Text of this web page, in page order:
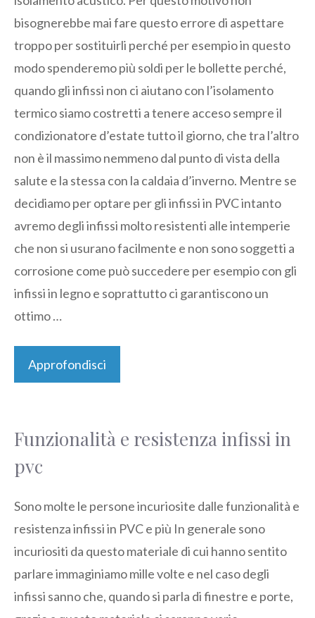
bisognerebbe mai fare questo errore di aspettare
troppo per sostituirli perché per esempio in questo
modo spenderemo più soldi per le bollette perché,
quando gli infissi non ci aiutano con l’isolamento
termico siamo costretti a tenere acceso sempre il
condizionatore d’estate tutto il giorno, che tra l’altro
non è il massimo nemmeno dal punto di vista della
salute e la stessa con la caldaia d’inverno. Mentre se
decidiamo per optare per gli infissi in PVC intanto
avremo degli infissi molto resistenti alle intemperie
che non si usurano facilmente e non sono soggetti a
corrosione come può succedere per esempio con gli
infissi in legno e soprattutto ci garantiscono un
ottimo …
Approfondisci
Funzionalità e resistenza infissi in
pvc
Sono molte le persone incuriosite dalle funzionalità e
resistenza infissi in PVC e più In generale sono
incuriositi da questo materiale di cui hanno sentito
parlare immaginiamo mille volte e nel caso degli
infissi sanno che, quando si parla di finestre e porte,